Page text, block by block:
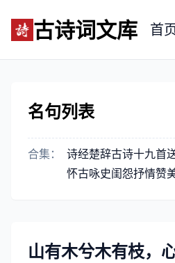
古诗词文库 首
名句列表
合集： 诗经楚辞古诗十九首
怀古咏史闺怨抒情赞
山有木兮木有枝，